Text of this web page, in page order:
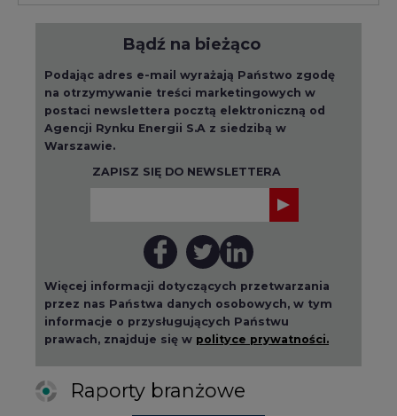
Bądź na bieżąco
Podając adres e-mail wyrażają Państwo zgodę
na otrzymywanie treści marketingowych w
postaci newslettera pocztą elektroniczną od
Agencji Rynku Energii S.A z siedzibą w
Warszawie.
ZAPISZ SIĘ DO NEWSLETTERA
Więcej informacji dotyczących przetwarzania
przez nas Państwa danych osobowych, w tym
informacje o przysługujących Państwu
prawach, znajduje się w polityce prywatności.
Raporty branżowe